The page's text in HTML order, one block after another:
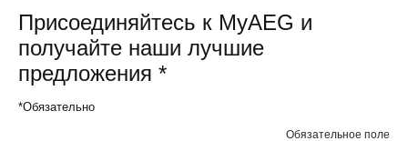
Присоединяйтесь к MyAEG и
получайте наши лучшие
предложения *
*Обязательно
Обязательное поле